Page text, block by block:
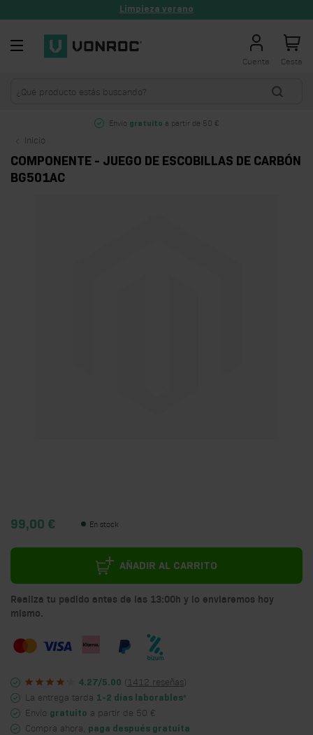
Limpieza verano
Cuenta Cesta
Envío gratuito a partir de 50 €
Inicio
COMPONENTE - JUEGO DE ESCOBILLAS DE CARBÓN
BG501AC
99,00 € En stock
AÑADIR AL CARRITO
Realiza tu pedido antes de las 13:00h y lo enviaremos hoy
mismo.
4.27/5.00 ( 1412 reseñas)
La entrega tarda 1-2 días laborables*
Envío gratuito a partir de 50 €
Compra ahora, paga después gratuita